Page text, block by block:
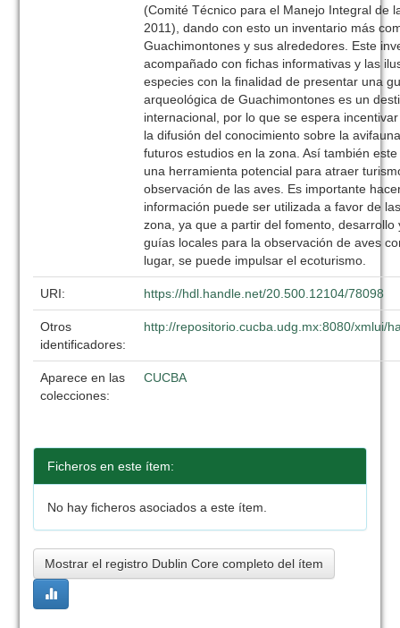
(Comité Técnico para el Manejo Integral de
2011), dando con esto un inventario más
Guachimontones y sus alrededores. Este
acompañado con fichas informativas y las
especies con la finalidad de presentar una
arqueológica de Guachimontones es un
internacional, por lo que se espera
la difusión del conocimiento sobre la
futuros estudios en la zona. Así también
una herramienta potencial para atraer
observación de las aves. Es importante
información puede ser utilizada a favor de
zona, ya que a partir del fomento, desarrollo
guías locales para la observación de aves
lugar, se puede impulsar el ecoturismo.
URI: https://hdl.handle.net/20.500.12104/78098
Otros
identificadores:
http://repositorio.cucba.udg.mx:8080/xmlui/
Aparece en las
colecciones:
CUCBA
Ficheros en este ítem:
No hay ficheros asociados a este ítem.
Mostrar el registro Dublin Core completo del ítem